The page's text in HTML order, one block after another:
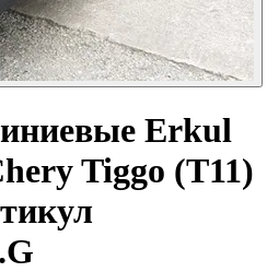
Erkul
Tiggo (T11)